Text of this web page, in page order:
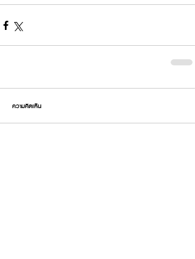
ความคิดเห็น